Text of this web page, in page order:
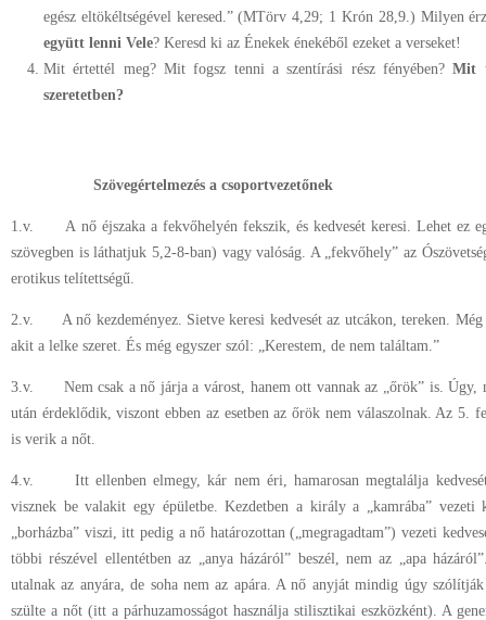
egész eltökéltségével keresed.” (MTörv 4,29; 1 Krón 28,9.) Milyen
együtt lenni Vele? Keresd ki az Énekek énekéből ezeket a verseket!
Mit értettél meg? Mit fogsz tenni a szentírási rész fényében?Mit
szeretetben?
Szövegértelmezés a csoportvezetőnek
1.v. A nő éjszaka a fekvőhelyén fekszik, és kedvesét keresi. Lehet ez
szövegben is láthatjuk 5,2-8-ban) vagy valóság. A „fekvőhely” az
erotikus telítettségű.
2.v. A nő kezdeményez. Sietve keresi kedvesét az utcákon, tereken. Még
akit a lelke szeret. És még egyszer szól: „Kerestem, de nem találtam.”
3.v. Nem csak a nő járja a várost, hanem ott vannak az „őrök” is. Úgy,
után érdeklődik, viszont ebben az esetben az őrök nem válaszolnak. Az 5.
is verik a nőt.
4.v. Itt ellenben elmegy, kár nem éri, hamarosan megtalálja kedvesét.
visznek be valakit egy épületbe. Kezdetben a király a „kamrába”
„borházba” viszi, itt pedig a nő határozottan („megragadtam”) vezeti
többi részével ellentétben az „anya házáról” beszél, nem az „apa
utalnak az anyára, de soha nem az apára. A nő anyját mindig úgy
szülte a nőt (itt a párhuzamosságot használja stilisztikai eszközként). A